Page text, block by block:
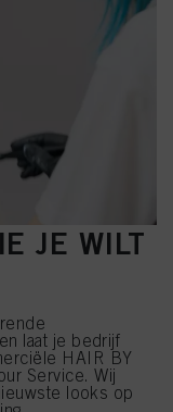
JE WILT
laat je bedrijf
HAIR BY
Service. Wij
looks op